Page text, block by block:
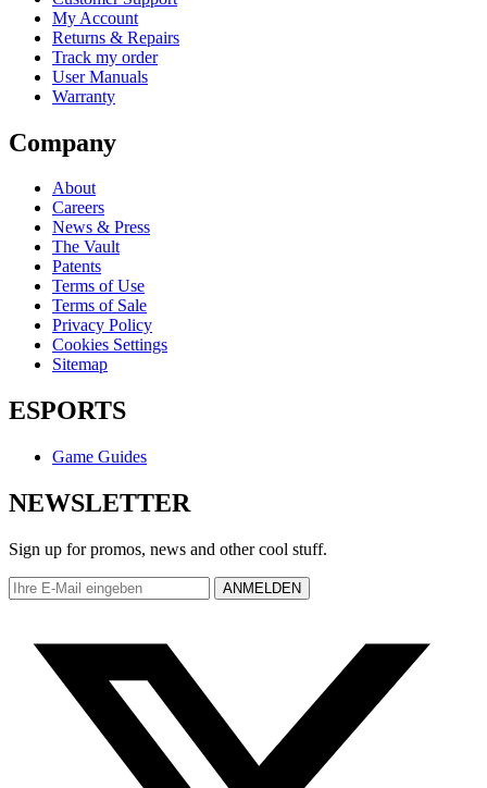
My Account
Returns & Repairs
Track my order
User Manuals
Warranty
Company
About
Careers
News & Press
The Vault
Patents
Terms of Use
Terms of Sale
Privacy Policy
Cookies Settings
Sitemap
ESPORTS
Game Guides
NEWSLETTER
Sign up for promos, news and other cool stuff.